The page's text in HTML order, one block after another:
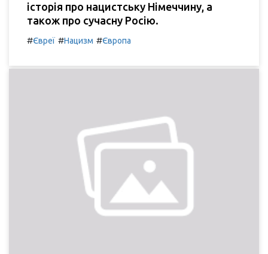
історія про нацистську Німеччину, а
також про сучасну Росію.
#Євреї #Нацизм #Європа